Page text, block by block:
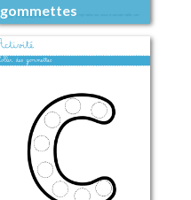
gommettes